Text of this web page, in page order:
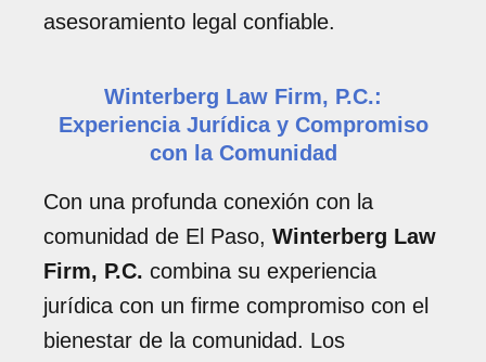
asesoramiento legal confiable.
Winterberg Law Firm, P.C.:
Experiencia Jurídica y Compromiso
con la Comunidad
Con una profunda conexión con la
comunidad de El Paso, Winterberg Law
Firm, P.C. combina su experiencia
jurídica con un firme compromiso con el
bienestar de la comunidad. Los